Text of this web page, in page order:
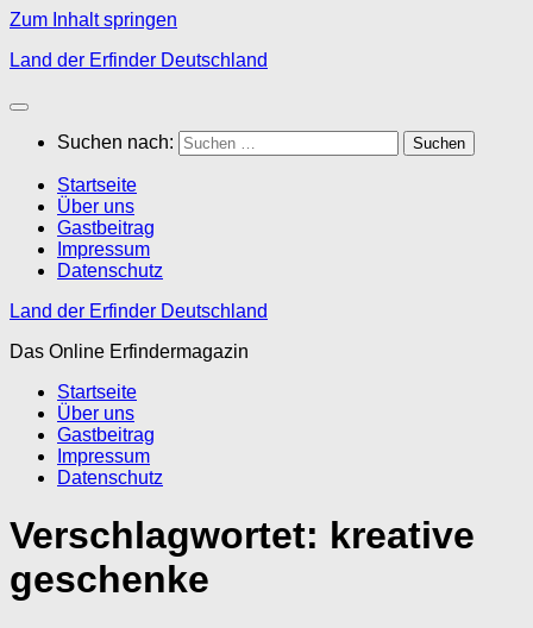
Zum Inhalt springen
Land der Erfinder Deutschland
Suchen nach:
Startseite
Über uns
Gastbeitrag
Impressum
Datenschutz
Land der Erfinder Deutschland
Das Online Erfindermagazin
Startseite
Über uns
Gastbeitrag
Impressum
Datenschutz
Verschlagwortet: kreative
geschenke